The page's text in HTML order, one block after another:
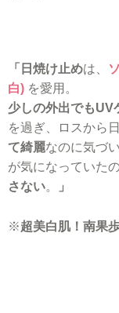
「日焼け止めは、
白) を愛用。
少しの外出でもUV
を過ぎ、ロスから
て綺麗なのに気づ
が気になっていた
さない。 」
※超美白肌！南果